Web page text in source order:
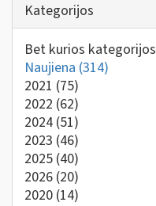
Kategorijos
Bet kurios kategorijos
Naujiena (314)
2021 (75)
2022 (62)
2024 (51)
2023 (46)
2025 (40)
2026 (20)
2020 (14)